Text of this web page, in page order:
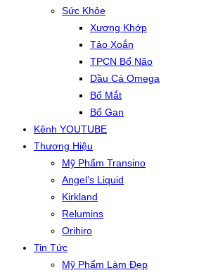
Sức Khỏe
Xương Khớp
Tảo Xoắn
TPCN Bổ Não
Dầu Cá Omega
Bổ Mắt
Bổ Gan
Kênh YOUTUBE
Thương Hiệu
Mỹ Phẩm Transino
Angel’s Liquid
Kirkland
Relumins
Orihiro
Tin Tức
Mỹ Phẩm Làm Đẹp